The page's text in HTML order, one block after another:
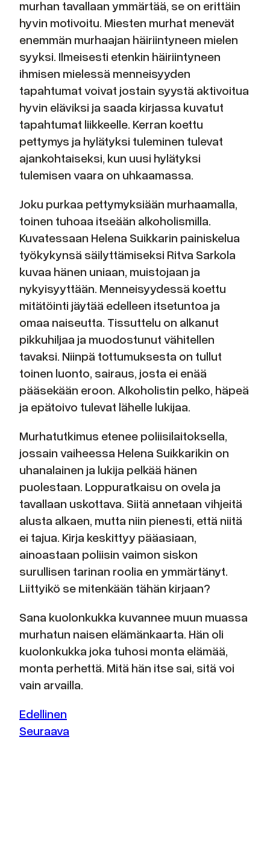
murhan tavallaan ymmärtää, se on erittäin
hyvin motivoitu. Miesten murhat menevät
enemmän murhaajan häiriintyneen mielen
syyksi. Ilmeisesti etenkin häiriintyneen
ihmisen mielessä menneisyyden
tapahtumat voivat jostain syystä aktivoitua
hyvin eläviksi ja saada kirjassa kuvatut
tapahtumat liikkeelle. Kerran koettu
pettymys ja hylätyksi tuleminen tulevat
ajankohtaiseksi, kun uusi hylätyksi
tulemisen vaara on uhkaamassa.
Joku purkaa pettymyksiään murhaamalla,
toinen tuhoaa itseään alkoholismilla.
Kuvatessaan Helena Suikkarin painiskelua
työkykynsä säilyttämiseksi Ritva Sarkola
kuvaa hänen uniaan, muistojaan ja
nykyisyyttään. Menneisyydessä koettu
mitätöinti jäytää edelleen itsetuntoa ja
omaa naiseutta. Tissuttelu on alkanut
pikkuhiljaa ja muodostunut vähitellen
tavaksi. Niinpä tottumuksesta on tullut
toinen luonto, sairaus, josta ei enää
pääsekään eroon. Alkoholistin pelko, häpeä
ja epätoivo tulevat lähelle lukijaa.
Murhatutkimus etenee poliisilaitoksella,
jossain vaiheessa Helena Suikkarikin on
uhanalainen ja lukija pelkää hänen
puolestaan. Loppuratkaisu on ovela ja
tavallaan uskottava. Siitä annetaan vihjeitä
alusta alkaen, mutta niin pienesti, että niitä
ei tajua. Kirja keskittyy pääasiaan,
ainoastaan poliisin vaimon siskon
surullisen tarinan roolia en ymmärtänyt.
Liittyikö se mitenkään tähän kirjaan?
Sana kuolonkukka kuvannee muun muassa
murhatun naisen elämänkaarta. Hän oli
kuolonkukka joka tuhosi monta elämää,
monta perhettä. Mitä hän itse sai, sitä voi
vain arvailla.
Edellinen
Seuraava